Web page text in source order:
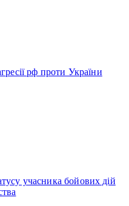
рф проти України
учасника бойових дій